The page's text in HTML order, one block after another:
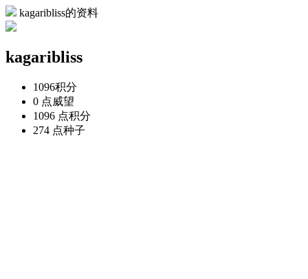
kagaribliss的资料
kagaribliss
1096积分
0 点威望
1096 点积分
274 点种子